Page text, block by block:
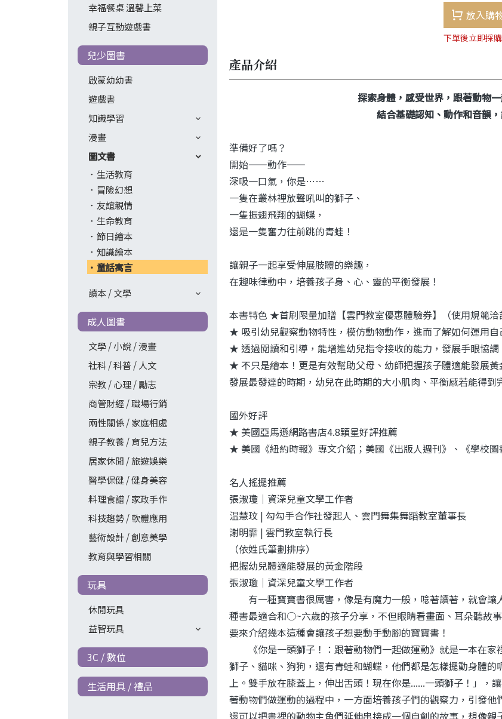
幸福餐桌 溫馨上菜
親子互動遊戲書
兒少圖書
啟蒙幼幼書
遊戲書
知識學習
漫畫
圖文書
生活教育
冒險幻想
友誼親情
生命教育
節日繪本
知識繪本
童話寓言
讀本 / 文學
成人圖書
文學 / 小說 / 漫畫
社科 / 科普 / 人文
宗教 / 心理 / 勵志
商管財經 / 職場行銷
兩性關係 / 家庭相處
親子教養 / 育兒方法
居家休閒 / 旅遊娛樂
醫學保健 / 健身美容
料理食譜 / 家政手作
科技趨勢 / 軟體應用
藝術設計 / 創意美學
教育與學習相關
玩具
休閒玩具
益智玩具
3C / 數位
生活用具 / 禮品
放入購
下單後立即採
產品介紹
探索身體，感受世界，跟著動物
結合基礎認知、動作和音韻
準備好了嗎？
開始——動作——
深吸一口氣，你是……
一隻在叢林裡放聲吼叫的獅子、
一隻振翅飛翔的蝴蝶，
還是一隻奮力往前跳的青蛙！
讓親子一起享受伸展肢體的樂趣，
在趣味律動中，培養孩子身、心、靈的平衡發展！
本書特色 ★首刷限量加贈【雲門教室優惠體驗券】（使用規範洽
★ 吸引幼兒觀察動物特性，模仿動物動作，進而了解如何運用自
★ 透過閱讀和引導，能增進幼兒指令接收的能力，發展手眼協調
★ 不只是繪本！更是有效幫助父母、幼師把握孩子體適能發展
發展最發達的時期，幼兒在此時期的大小肌肉、平衡感若能得
國外好評
★ 美國亞馬遜網路書店4.8顆星好評推薦
★ 美國《紐約時報》專文介紹；美國《出版人週刊》、《學校
名人搖擺推薦
張淑瓊｜資深兒童文學工作者
温慧玟 | 勾勾手合作社發起人、雲門舞集舞蹈教室董事長
謝明霏 | 雲門教室執行長
（依姓氏筆劃排序）
把握幼兒體適能發展的黃金階段
張淑瓊｜資深兒童文學工作者
有一種寶寶書很厲害，像是有魔力一般，唸著讀著，就會讓
種書最適合和○~六歲的孩子分享，不但眼睛看畫面、耳朵聽故
要來介紹幾本這種會讓孩子想要動手動腳的寶寶書！
《你是一頭獅子！：跟著動物們一起做運動》就是一本在家
獅子、貓咪、狗狗，還有青蛙和蝴蝶，他們都是怎樣擺動身體
上。雙手放在膝蓋上，伸出舌頭！現在你是......一頭獅子！」，
著動物們做運動的過程中，一方面培養孩子們的觀察力，引發
還可以把書裡的動物主角們延伸串接成一個自創的故事，想像